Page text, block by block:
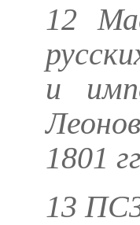
12
и
1801
13